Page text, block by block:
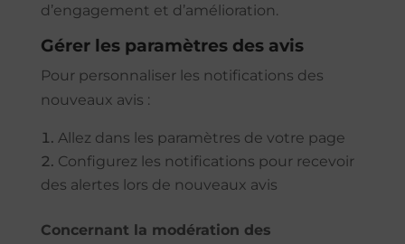
d’engagement et d’amélioration.
Gérer les paramètres des avis
Pour personnaliser les notifications des
nouveaux avis :
Allez dans les paramètres de votre page
Configurez les notifications pour recevoir
des alertes lors de nouveaux avis
Concernant la modération des